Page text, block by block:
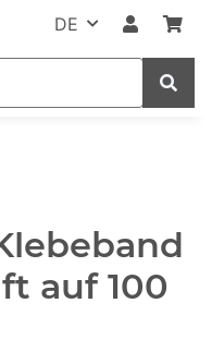
DE
auf 100